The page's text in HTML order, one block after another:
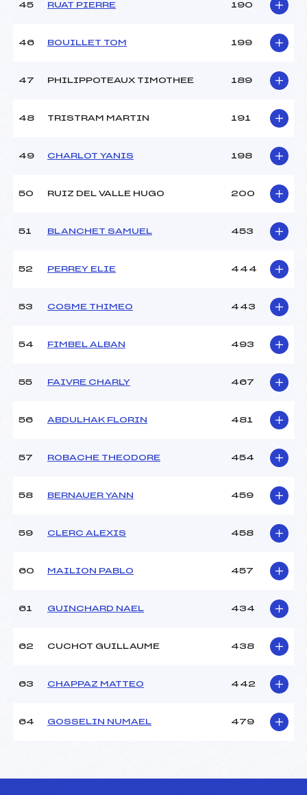
45 RUAT PIERRE 190
46 BOUILLET TOM 199
47 PHILIPPOTEAUX TIMOTHEE 189
48 TRISTRAM MARTIN 191
49 CHARLOT YANIS 198
50 RUIZ DEL VALLE HUGO 200
51 BLANCHET SAMUEL 453
52 PERREY ELIE 444
53 COSME THIMEO 443
54 FIMBEL ALBAN 493
55 FAIVRE CHARLY 467
56 ABDULHAK FLORIN 481
57 ROBACHE THEODORE 454
58 BERNAUER YANN 459
59 CLERC ALEXIS 458
60 MAILION PABLO 457
61 GUINCHARD NAEL 434
62 CUCHOT GUILLAUME 438
63 CHAPPAZ MATTEO 442
64 GOSSELIN NUMAEL 479